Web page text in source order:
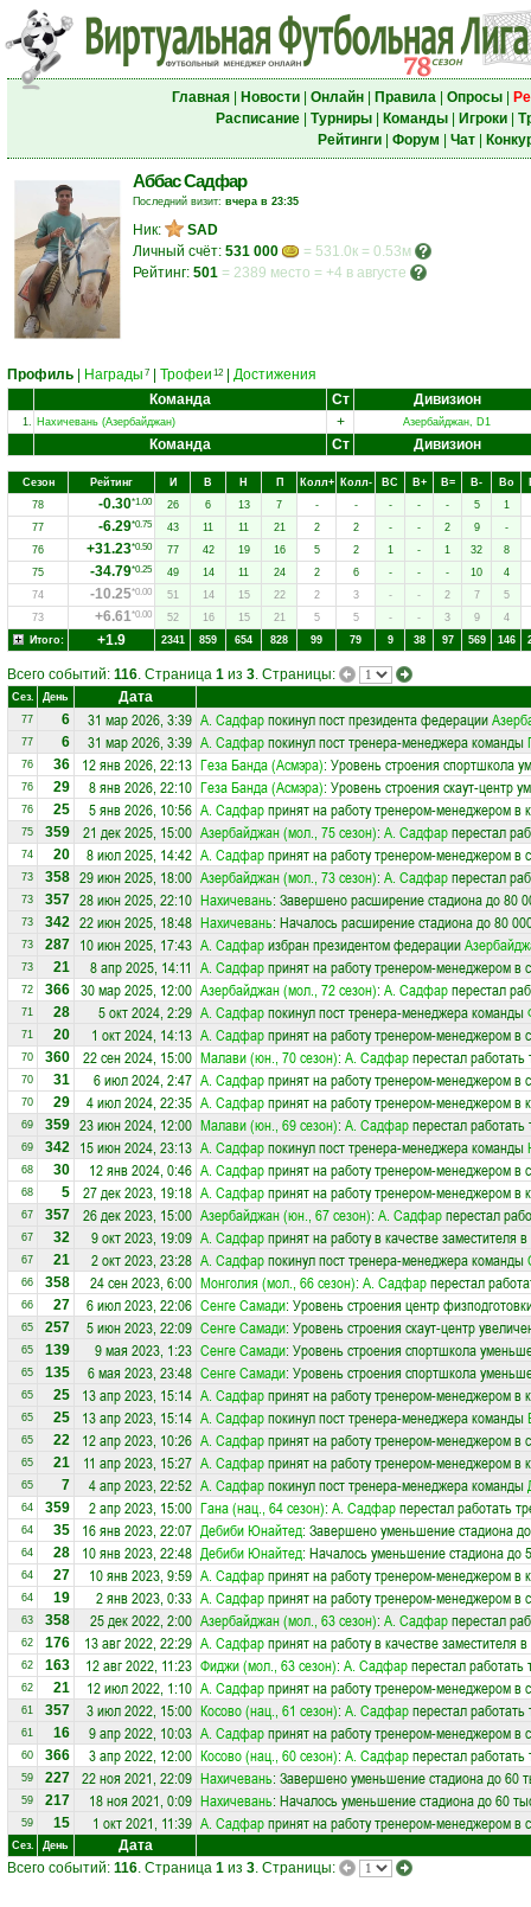
Главная| Новости| Онлайн| Правила| Опросы|
Расписание| Турниры| Команды| Игроки|
Рейтинги| Форум Чат|
Аббас Садфар
Последний визит: вчера в 23:35
Ник:
SAD
Личный счёт: 531 000
= 531.0к = 0.53м
Рейтинг: 501 = 2389 место = +4 в августе
Профиль Награды 7 Трофеи 12
Достижения
Команда
Ст Дивизион
1. Нахичевань (Азербайджан) + Азербайджан, D1
Команда Ст Дивизион
Сезон Рейтинг И В Н П Колл+ Колл- ВC В+ В= В- Вo
78
-0.30*1.00 26 6 13 7 - - - - - 5
1
77
-6.29*0.75 43 11 11 21 2 2 - - 2 9
-
76
+31.23*0.50 77 42 19 16 5 2 1 - 1 32
8
75
-34.79*0.25 49 14 11 24 2 6 - - - 10
4
74
-10.25*0.00 51 14 15 22 2 3 - - 2 7
5
73
+6.61*0.00 52 16 15 21 5 5 - - 3 9
4
Итого:
+1.9 2341 859 654 828 99 79 9 38 97 569 146
Всего событий: 116. Страница 1 из 3. Страницы:
Сез. День Дата
77 6 31 мар 2026, 3:39 А. Садфарпокинул пост президента федерации
77 6 31 мар 2026, 3:39 А. Садфарпокинул пост тренера-менеджера команды
76 36 12 янв 2026, 22:13 Геза Банда (Асмэра): Уровень строения спортшкола
76 29 8 янв 2026, 22:10 Геза Банда (Асмэра): Уровень строения скаут-центр
76 25 5 янв 2026, 10:56 А. Садфарпринят на работу тренером-менеджером в
75 359 21 дек 2025, 15:00 Азербайджан (мол., 75 сезон): А. Садфарперестал
74 20 8 июл 2025, 14:42 А. Садфарпринят на работу тренером-менеджером в
73 358 29 июн 2025, 18:00 Азербайджан (мол., 73 сезон): А. Садфарперестал
73 357 28 июн 2025, 22:10 Нахичевань: Завершено расширение стадиона до 80
73 342 22 июн 2025, 18:48 Нахичевань: Началось расширение стадиона до 80
73 287 10 июн 2025, 17:43 А. Садфаризбран президентом федерации
73 21 8 апр 2025, 14:11 А. Садфарпринят на работу тренером-менеджером в
72 366 30 мар 2025, 12:00 Азербайджан (мол., 72 сезон): А. Садфарперестал
71 28 5 окт 2024, 2:29 А. Садфарпокинул пост тренера-менеджера команды
71 20 1 окт 2024, 14:13 А. Садфарпринят на работу тренером-менеджером в
70 360 22 сен 2024, 15:00 Малави (юн., 70 сезон): А. Садфарперестал
70 31 6 июл 2024, 2:47 А. Садфарпринят на работу тренером-менеджером в
70 29 4 июл 2024, 22:35 А. Садфарпринят на работу тренером-менеджером в
69 359 23 июн 2024, 12:00 Малави (юн., 69 сезон): А. Садфарперестал
69 342 15 июн 2024, 23:13 А. Садфарпокинул пост тренера-менеджера команды
68 30 12 янв 2024, 0:46 А. Садфарпринят на работу тренером-менеджером в
68 5 27 дек 2023, 19:18 А. Садфарпринят на работу тренером-менеджером в
67 357 26 дек 2023, 15:00 Азербайджан (юн., 67 сезон): А. Садфарперестал
67 32 9 окт 2023, 19:09 А. Садфарпринят на работу в качестве заместителя
67 21 2 окт 2023, 23:28 А. Садфарпокинул пост тренера-менеджера команды
66 358 24 сен 2023, 6:00 Монголия (мол., 66 сезон): А. Садфарперестал
66 27 6 июл 2023, 22:06 Сенге Самади: Уровень строения центр
65 257 5 июн 2023, 22:09 Сенге Самади: Уровень строения скаут-центр
65 139 9 мая 2023, 1:23 Сенге Самади: Уровень строения спортшкола
65 135 6 мая 2023, 23:48 Сенге Самади: Уровень строения спортшкола
65 25 13 апр 2023, 15:14 А. Садфарпринят на работу тренером-менеджером в
65 25 13 апр 2023, 15:14 А. Садфарпокинул пост тренера-менеджера команды
65 22 12 апр 2023, 10:26 А. Садфарпринят на работу тренером-менеджером в
65 21 11 апр 2023, 15:27 А. Садфарпринят на работу тренером-менеджером в
65 7 4 апр 2023, 22:52 А. Садфарпокинул пост тренера-менеджера команды
64 359 2 апр 2023, 15:00 Гана (нац., 64 сезон): А. Садфарперестал работать
64 35 16 янв 2023, 22:07 Дебиби Юнайтед: Завершено уменьшение стадиона
64 28 10 янв 2023, 22:48 Дебиби Юнайтед: Началось уменьшение стадиона до
64 27 10 янв 2023, 9:59 А. Садфарпринят на работу тренером-менеджером в
64 19 2 янв 2023, 0:33 А. Садфарпринят на работу тренером-менеджером в
63 358 25 дек 2022, 2:00 Азербайджан (мол., 63 сезон): А. Садфарперестал
62 176 13 авг 2022, 22:29 А. Садфарпринят на работу в качестве заместителя
62 163 12 авг 2022, 11:23 Фиджи (мол., 63 сезон): А. Садфарперестал
62 21 12 июл 2022, 1:10 А. Садфарпринят на работу тренером-менеджером в
61 357 3 июл 2022, 15:00 Косово (нац., 61 сезон): А. Садфарперестал
61 16 9 апр 2022, 10:03 А. Садфарпринят на работу тренером-менеджером в
60 366 3 апр 2022, 12:00 Косово (нац., 60 сезон): А. Садфарперестал
59 227 22 ноя 2021, 22:09 Нахичевань: Завершено уменьшение стадиона до 60
59 217 18 ноя 2021, 0:09 Нахичевань: Началось уменьшение стадиона до 60
59 15 1 окт 2021, 11:39 А. Садфарпринят на работу тренером-менеджером в
Сез. День
Дата
Всего событий: 116. Страница 1 из 3. Страницы: